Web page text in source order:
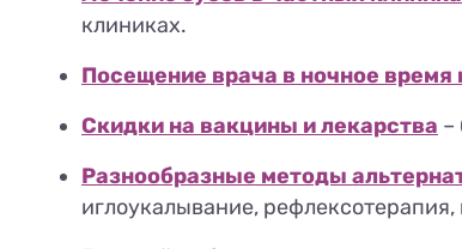
клиниках.
Посещение врача в ночное
Скидки на вакцины и лекарства –
Разнообразные методы
иглоукалывание,